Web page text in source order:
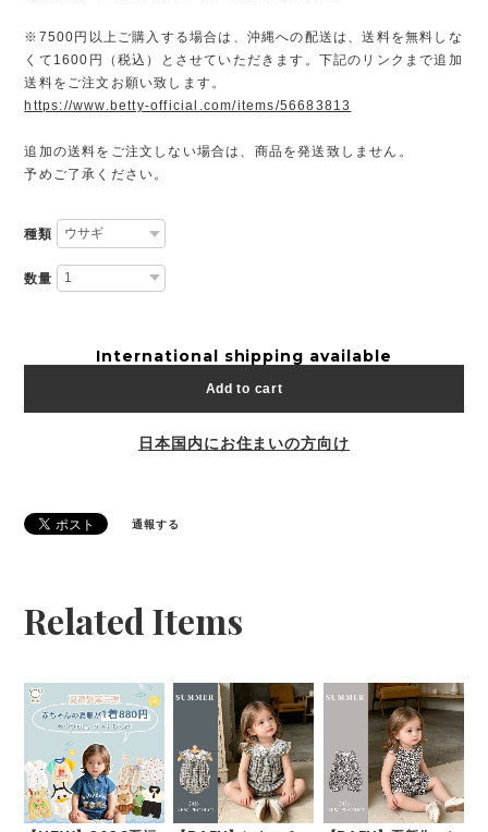
※7500円以上ご購入する場合は、沖縄への配送は、送料を無料しな
くて1600円（税込）とさせていただきます。下記のリンクまで追加
送料をご注文お願い致します。
https://www.betty-official.com/items/56683813
追加の送料をご注文しない場合は、商品を発送致しません。
予めご了承ください。
種類
数量
International shipping available
Add to cart
日本国内にお住まいの方向け
通報する
Related Items